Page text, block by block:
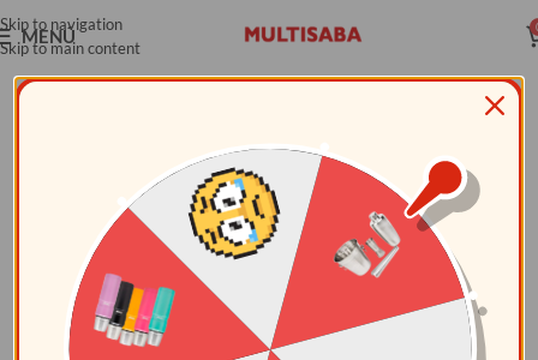
Skip to navigation
Skip to main content
MENÚ